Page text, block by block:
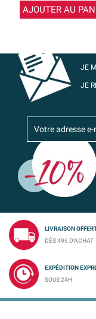
AJOUTER AU
JE
JE
LIVRAISON
DÈS 49€ D'ACHAT
EXPÉDITION
SOUS 24H